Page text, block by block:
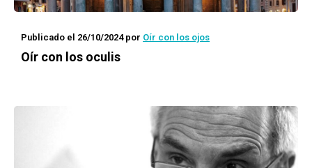
Publicado el 26/10/2024por Oír con los ojos
Oír con los oculis